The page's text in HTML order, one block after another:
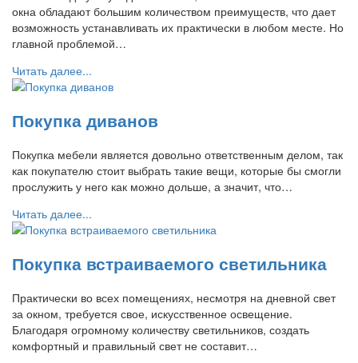
окна обладают большим количеством преимуществ, что дает
возможность устанавливать их практически в любом месте. Но
главной проблемой…
Читать далее...
Покупка диванов
Покупка мебели является довольно ответственным делом, так
как покупателю стоит выбрать такие вещи, которые бы смогли
прослужить у него как можно дольше, а значит, что…
Читать далее...
Покупка встраиваемого светильника
Практически во всех помещениях, несмотря на дневной свет
за окном, требуется свое, искусственное освещение.
Благодаря огромному количеству светильников, создать
комфортный и правильный свет не составит…